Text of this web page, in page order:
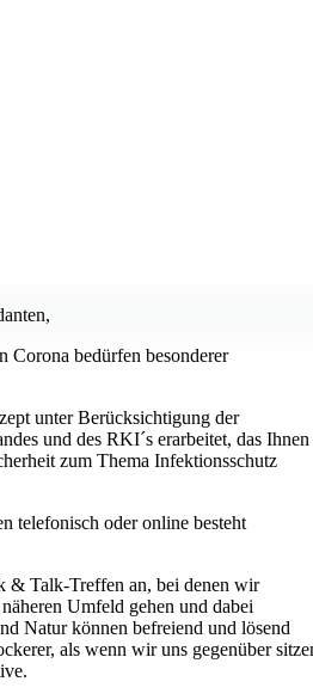
Corona bedürfen besonderer
unter Berücksichtigung der
und des RKI´s erarbeitet, das Ihnen
zum Thema Infektionsschutz
telefonisch oder online besteht
& Talk-Treffen an, bei denen wir
Umfeld gehen und dabei
Natur können befreiend und lösend
als wenn wir uns gegenüber